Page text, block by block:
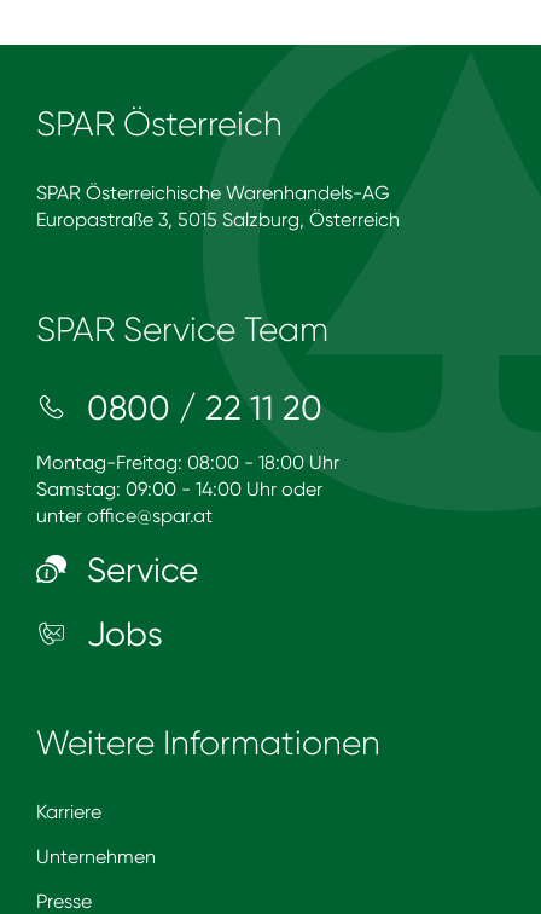
SPAR Österreich
SPAR Österreichische Warenhandels-AG
Europastraße 3, 5015 Salzburg, Österreich
SPAR Service Team
0800 / 22 11 20
Montag-Freitag: 08:00 - 18:00 Uhr
Samstag: 09:00 - 14:00 Uhr oder
unter office@spar.at
Service
Jobs
Weitere Informationen
Karriere
Unternehmen
Presse